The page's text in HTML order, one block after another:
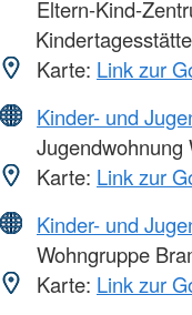
Eltern-Kind-
Karte: Link zur
Kinder- und
Jugendwohnung
Karte: Link zur
Kinder- und
Wohngruppe
Karte: Link zur